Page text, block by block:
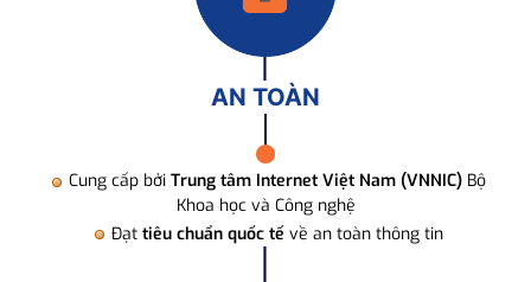
AN TOÀN
Cung cấp bởi Trung tâm Internet Việt Nam (VNNIC) Bộ
Khoa học và Công nghệ
Đạt tiêu chuẩn quốc tế về an toàn thông tin